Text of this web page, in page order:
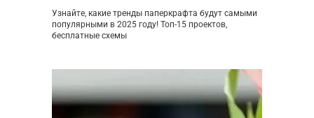
Узнайте, какие тренды паперкрафта будут самыми
популярными в 2025 году! Топ-15 проектов,
бесплатные схемы